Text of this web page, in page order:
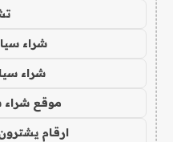
شراء
شراء
موقع شراء
ارقام